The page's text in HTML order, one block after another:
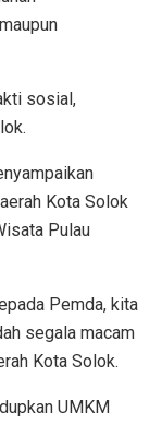
sosial,
Kota Solok
Pulau
Pemda, kita
segala macam
Kota Solok.
UMKM